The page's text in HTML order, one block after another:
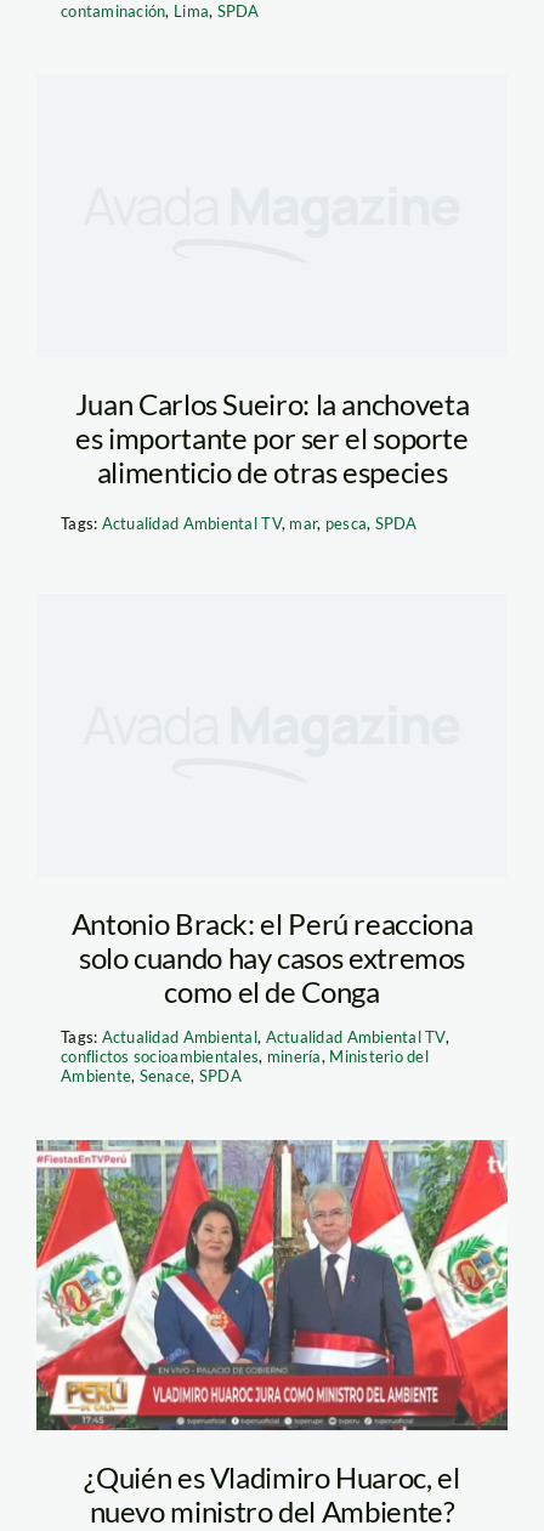
contaminación, Lima, SPDA
Juan Carlos Sueiro: la anchoveta
es importante por ser el soporte
alimenticio de otras especies
Tags: Actualidad Ambiental TV, mar, pesca, SPDA
Antonio Brack: el Perú reacciona
solo cuando hay casos extremos
como el de Conga
Tags: Actualidad Ambiental, Actualidad Ambiental TV,
conflictos socioambientales, minería, Ministerio del
Ambiente, Senace, SPDA
vladimiro-huaroc—tv-
peru
¿Quién es Vladimiro Huaroc, el
nuevo ministro del Ambiente?